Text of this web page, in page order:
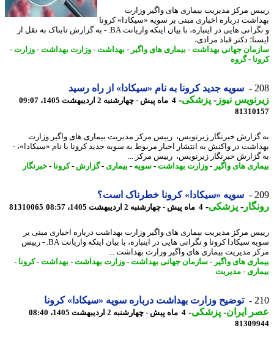
مرکز مدیریت بیماری های واگیر وزارت
درباره اخباری مبنی بر سویه «سیکادا» کرونا
و نگرانی هایی در اینباره، با بیان اینکه واریانت BA. - به گزارش تابناک به نقل از
دکتر قباد مرادی،
جهانی بهداشت -بیماری های واگیر-بهداشت -وزارت بهداشت -وزارت -
- گروه
سویه جدید کرونا به نام «سیکادا» از راه رسید
نیوز-پزشکی-4 ماه پیش - چهارشنبه 2 اردیبهشت 1405، 09:07
خبرنگار زیرنویس، رییس مرکز مدیریت بیماری های واگیر وزارت
در واکنش به انتشار اخبار مربوط به سویه جدید کرونا با نام «سیکادا»، -
خبرنگار زیرنویس، رییس مرکز ...
های واگیر-وزارت بهداشت -سویه-بیماری- گزارش -کرونا- خبرنگار
سویه «سیکادا» کرونا خطرناک است؟
-پزشکی-4 ماه پیش - چهارشنبه 2 اردیبهشت 1405، 08:57 81310065
مرکز مدیریت بیماری های واگیر وزارت بهداشت درباره اخباری مبنی بر
سویه سیکادا کرونا و نگرانی هایی در اینباره، با بیان اینکه واریانت BA. - رییس
مدیریت بیماری های واگیر وزارت بهداشت ...
های واگیر-سازمان جهانی بهداشت -وزارت بهداشت -بهداشت -کرونا-
- مدیریت
توضیح وزارت بهداشت درباره سویه «سیکادا» کرونا
ایران- پزشکی-4 ماه پیش - چهارشنبه 2 اردیبهشت 1405، 08:40